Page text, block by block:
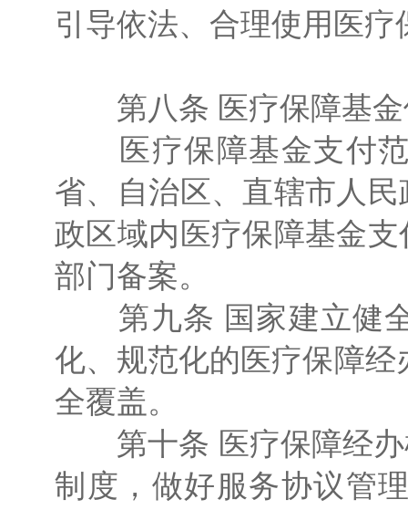
引导依法、合理使用医疗
第八条 医疗保障基金
医疗保障基金支付范
省、自治区、直辖市人
政区域内医疗保障基金
部门备案。
第九条 国家建立健全
化、规范化的医疗保障
全覆盖。
第十条 医疗保障经办
制度，做好服务协议管